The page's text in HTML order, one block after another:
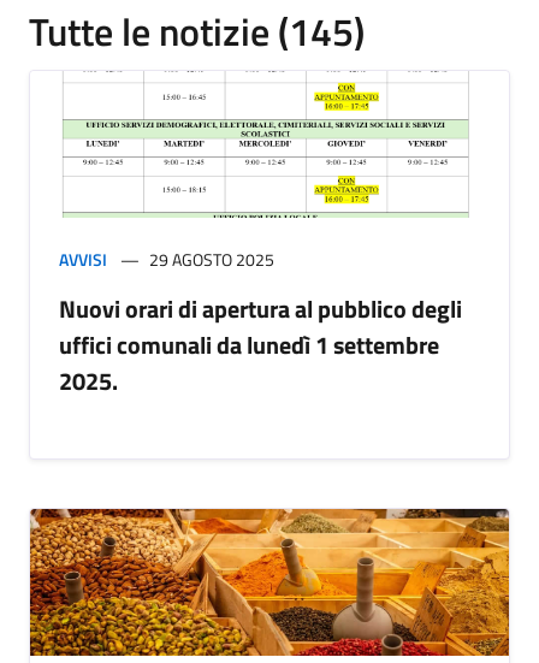
Tutte le notizie (145)
AVVISI 29 AGOSTO 2025
Nuovi orari di apertura al pubblico degli
uffici comunali da lunedì 1 settembre
2025.